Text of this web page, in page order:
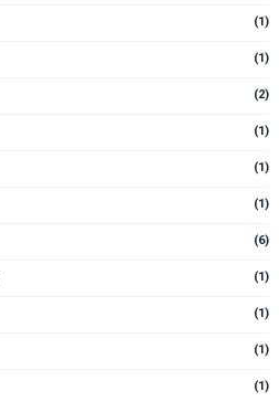
(1)
(1)
(2)
(1)
(1)
(1)
(6)
(1)
(1)
(1)
(1)